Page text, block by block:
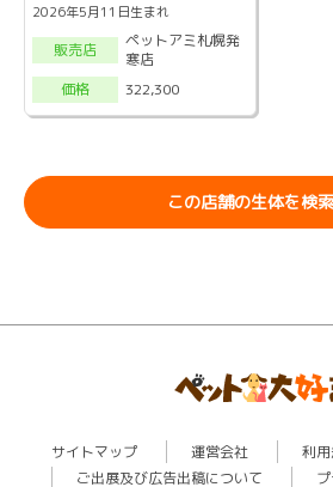
2026年5月11日生まれ
販売店
ペットアミ札幌発
寒店
価格
322,300
この店舗の生体を検
サイトマップ 運営会社 利
ご出展及び広告出稿について